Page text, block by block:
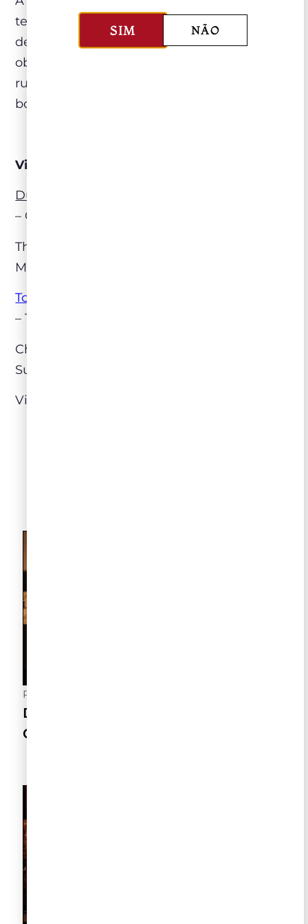
termos um leque enorme de opções para
descobrir e provar, porém temos a
obrigação de buscar qualidade, afinal vinho
ruim não faz bem nem à alma, nem ao
bolso.
Vinhos:
Durbanville Hills P
– Cidade do Cabo (África do Sul)
The
McLaren Vale (Austrália)
Tosca Chianti
– Toscana (Itália)
Château
Supérieur – Bordeaux (França)
Visite o nosso site:
Postado
Dia dos Pais e a Arte de Aproximar
Gerações
SIM NÃO